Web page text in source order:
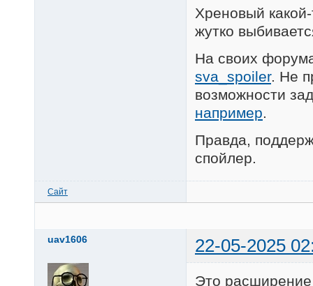
Хреновый
жутко
На своих
sva_spoiler. Не
возможности
например.
Правда,
спойлер.
Сайт
uav1606 22-05-2025
Это